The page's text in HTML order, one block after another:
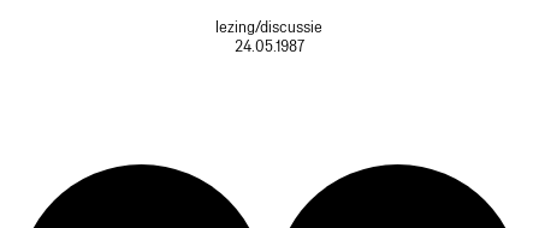
lezing/discussie
24.05.1987